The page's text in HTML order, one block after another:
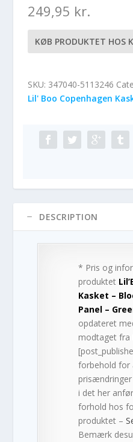
249,95 kr.
KØB PRODUKTET HOS
SKU: 347040-5113246
Lil' Boo Copenhagen
DESCRIPTION
* Pris og
produktet
Kasket –
Panel –
opdateret
modtaget fra
forbehold for
i det her
forhold hos
produktet –
Bemærk